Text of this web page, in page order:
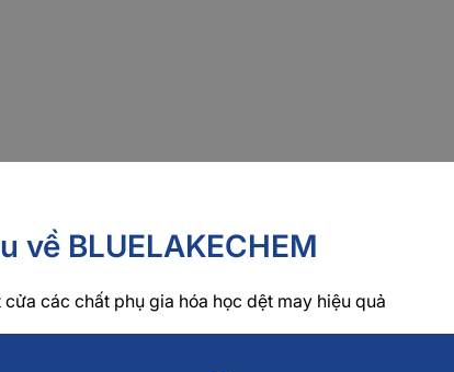
về BLUELAKECHEM
các chất phụ gia hóa học dệt may hiệu quả